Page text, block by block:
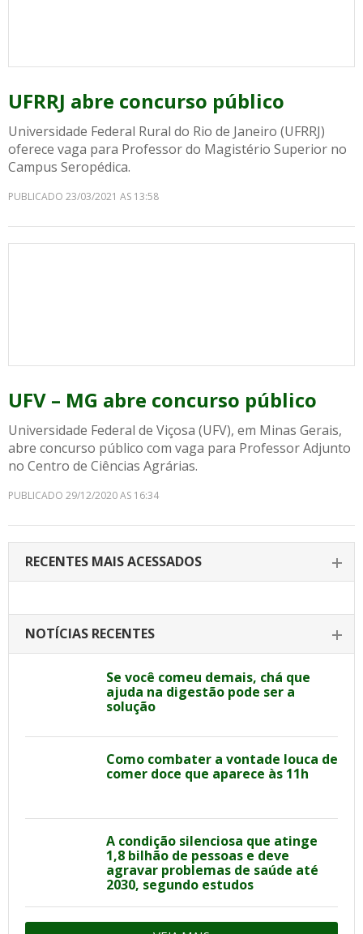
UFRRJ abre concurso público
Universidade Federal Rural do Rio de Janeiro (UFRRJ)
oferece vaga para Professor do Magistério Superior no
Campus Seropédica.
PUBLICADO 23/03/2021 AS 13:58
UFV – MG abre concurso público
Universidade Federal de Viçosa (UFV), em Minas Gerais,
abre concurso público com vaga para Professor Adjunto
no Centro de Ciências Agrárias.
PUBLICADO 29/12/2020 AS 16:34
RECENTES MAIS ACESSADOS
NOTÍCIAS RECENTES
Se você comeu demais, chá que
ajuda na digestão pode ser a
solução
Como combater a vontade louca de
comer doce que aparece às 11h
A condição silenciosa que atinge
1,8 bilhão de pessoas e deve
agravar problemas de saúde até
2030, segundo estudos